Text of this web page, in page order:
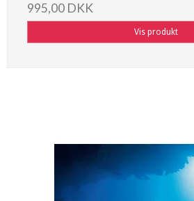
995,00 DKK
Vis produkt